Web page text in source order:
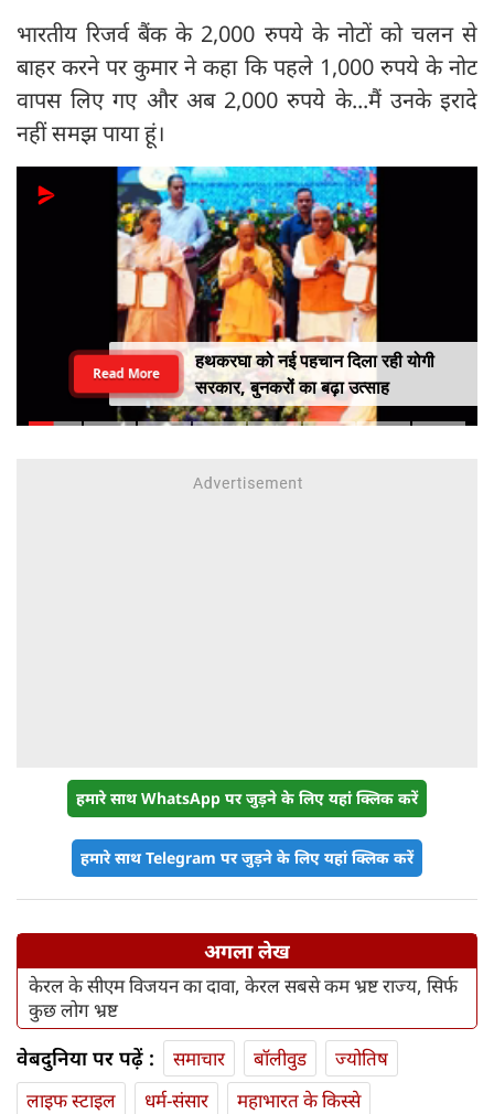
भारतीय रिजर्व बैंक के 2,000 रुपये के नोटों को चलन से
बाहर करने पर कुमार ने कहा कि पहले 1,000 रुपये के नोट
वापस लिए गए और अब 2,000 रुपये के...मैं उनके इरादे
नहीं समझ पाया हूं।
हथकरघा को नई पहचान दिला रही योगी
सरकार, बुनकरों का बढ़ा उत्साह
Read More
हमारे साथ WhatsApp पर जुड़ने के लिए यहां क्लिक करें
हमारे साथ Telegram पर जुड़ने के लिए यहां क्लिक करें
अगला लेख
केरल के सीएम विजयन का दावा, केरल सबसे कम भ्रष्ट राज्य, सिर्फ
कुछ लोग भ्रष्ट
वेबदुनिया पर पढ़ें : समाचार बॉलीवुड
ज्योतिष
लाइफ स्‍टाइल
धर्म-संसार
महाभारत के किस्से